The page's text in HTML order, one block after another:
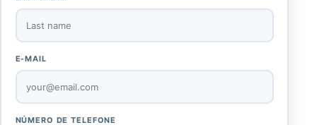
E-MAIL
NÚMERO DE TELEFONE